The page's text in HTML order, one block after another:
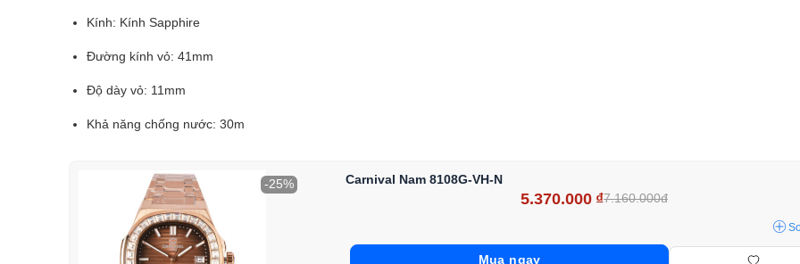
Kính: Kính Sapphire
Đường kính vỏ: 41mm
Độ dày vỏ: 11mm
Khả năng chống nước: 30m
-25% Carnival Nam 8108G-VH-N
5.370.000 ₫7.160.000đ
Mua ngay